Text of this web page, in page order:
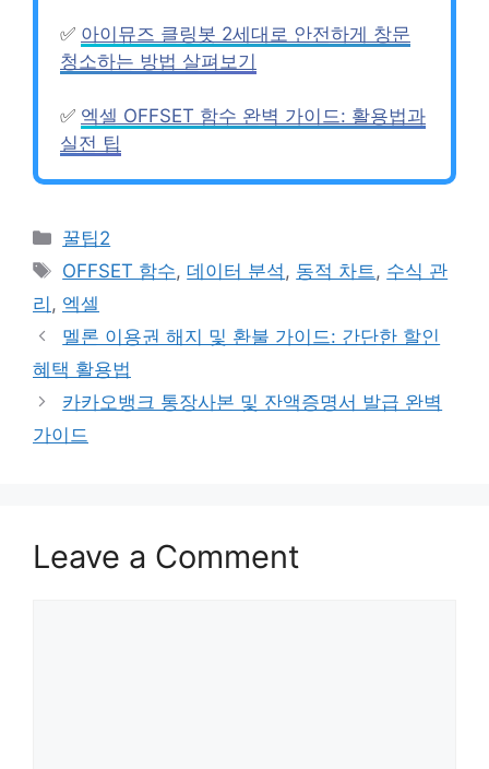
✅ 아이뮤즈 클링봇 2세대로 안전하게 창문
청소하는 방법 살펴보기
✅ 엑셀 OFFSET 함수 완벽 가이드: 활용법과
실전 팁
Categories
꿀팁2
Tags
OFFSET 함수,데이터 분석 , 동적 차트 , 수식 관
리 , 엑셀
멜론 이용권 해지 및 환불 가이드: 간단한 할인
혜택 활용법
카카오뱅크 통장사본 및 잔액증명서 발급 완벽
가이드
Leave a Comment